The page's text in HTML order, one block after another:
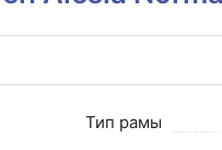
Тип рамы